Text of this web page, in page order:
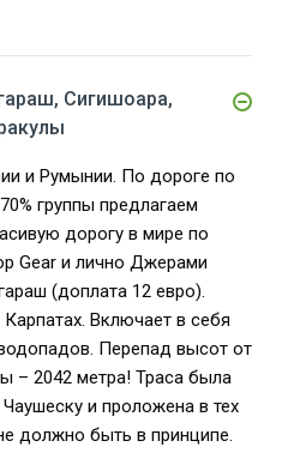
Сигишоара,
и Румынии. По дороге по
группы предлагаем
дорогу в мире по
Gear и лично Джерами
(доплата 12 евро).
Включает в себя
Перепад высот от
– 2042 метра! Траса была
и проложена в тех
должно быть в принципе.